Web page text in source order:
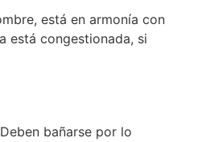
está en armonía con
está congestionada, si
bañarse por lo